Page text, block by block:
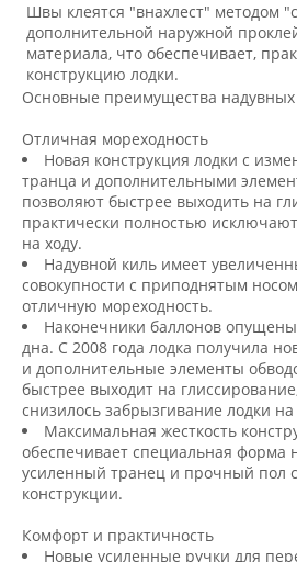
Швы клеятся "внахлест" методом
дополнительной наружной
материала, что обеспечивает,
конструкцию лодки.
Основные преимущества надувных
Отличная мореходность
Новая конструкция лодки с
транца и дополнительными
позволяют быстрее выходить на
практически полностью
на ходу.
Надувной киль имеет
совокупности с приподнятым
отличную мореходность.
Наконечники баллонов
дна. С 2008 года лодка получила
и дополнительные элементы
быстрее выходит на
снизилось забрызгивание лодки на
Максимальная жесткость
обеспечивает специальная форма
усиленный транец и прочный пол
конструкции.
Комфорт и практичность
Новые усиленные ручки для